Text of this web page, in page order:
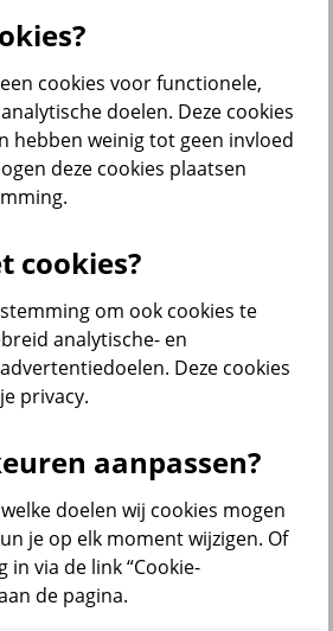
aan. Zo heeft je partner na je
In je pensioenreglement lees je
moet voldoen.
cookies voor functionele,
doelen. Deze cookies
hebben weinig tot geen invloed
deze cookies plaatsen
cookies?
om ook cookies te
analytische- en
Deze cookies
privacy.
aanpassen?
doelen wij cookies mogen
je op elk moment wijzigen. Of
via de link “Cookie-
de pagina.